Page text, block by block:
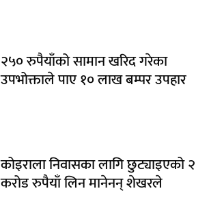
२५० रुपैयाँको सामान खरिद गरेका
उपभोक्ताले पाए १० लाख बम्पर उपहार
कोइराला निवासका लागि छुट्याइएको २
करोड रुपैयाँ लिन मानेनन् शेखरले